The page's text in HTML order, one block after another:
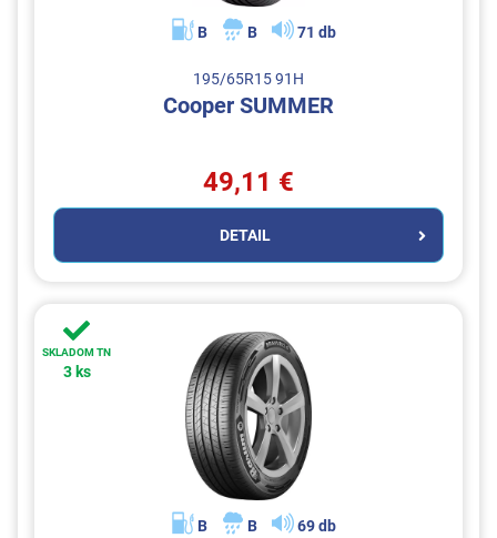
B B 71 db
195/65R15 91H
Cooper SUMMER
49,11 €
DETAIL
SKLADOM TN
3 ks
B B 69 db